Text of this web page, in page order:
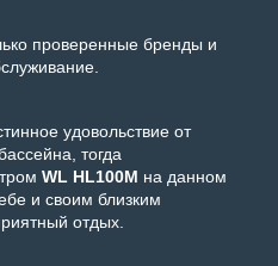
проверенные бренды и
удовольствие от
тогда
WL HL100M на данном
и своим близким
отдых.